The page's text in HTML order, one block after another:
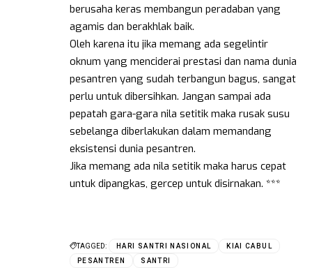
berusaha keras membangun peradaban yang
agamis dan berakhlak baik.
Oleh karena itu jika memang ada segelintir
oknum yang menciderai prestasi dan nama dunia
pesantren yang sudah terbangun bagus, sangat
perlu untuk dibersihkan. Jangan sampai ada
pepatah gara-gara nila setitik maka rusak susu
sebelanga diberlakukan dalam memandang
eksistensi dunia pesantren.
Jika memang ada nila setitik maka harus cepat
untuk dipangkas, gercep untuk disirnakan. ***
TAGGED: HARI SANTRI NASIONAL
KIAI CABUL
PESANTREN
SANTRI